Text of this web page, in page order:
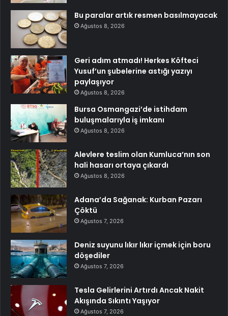
Bu paralar artık resmen basılmayacak
Ağustos 8, 2026
Geri adım atmadı! Herkes Köfteci
Yusuf’un şubelerine astığı yazıyı
paylaşıyor
Ağustos 8, 2026
Bursa Osmangazi’de istihdam
buluşmalarıyla iş imkanı
Ağustos 8, 2026
Alevlere teslim olan Kumluca’nın son
hali hasarı ortaya çıkardı
Ağustos 8, 2026
Adana’da Sağanak: Kurban Pazarı
Çöktü
Ağustos 7, 2026
Deniz suyunu lıkır lıkır içmek için boru
döşediler
Ağustos 7, 2026
Tesla Gelirlerini Artırdı Ancak Nakit
Akışında Sıkıntı Yaşıyor
Ağustos 7, 2026